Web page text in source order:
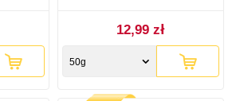
12,99 zł
50g